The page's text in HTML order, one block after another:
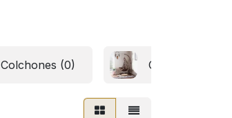
Colchones (0) Columpios y